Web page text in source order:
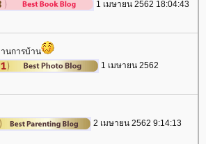
1 เมษายน 2562 18:04:43
นการบ้าน
1 เมษายน 2562
2 เมษายน 2562 9:14:13